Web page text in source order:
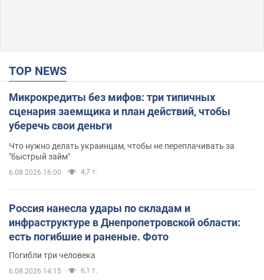
TOP NEWS
Микрокредиты без мифов: три типичных
сценария заемщика и план действий, чтобы
уберечь свои деньги
Что нужно делать украинцам, чтобы не переплачивать за
"быстрый займ"
6.08.2026 16:00 4,7 т.
Россия нанесла удары по складам и
инфраструктуре в Днепропетровской области:
есть погибшие и раненые. Фото
Погибли три человека
6.08.2026 14:15 6,1 т.